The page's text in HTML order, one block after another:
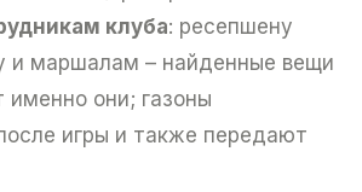
клуба: ресепшену
и маршалам – найденные вещи
именно они; газоны
игры и также передают